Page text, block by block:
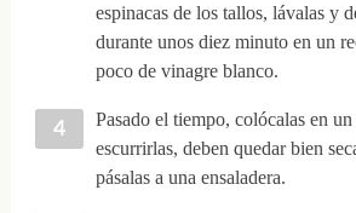
espinacas de los tallos, lávalas y
durante unos diez minuto en un
poco de vinagre blanco.
Pasado el tiempo, colócalas en
escurrirlas, deben quedar bien
pásalas a una ensaladera.